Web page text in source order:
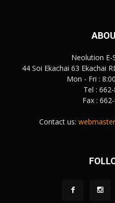
Neolution E-
44 Soi Ekachai 63 Ekachai
Mon - Fri :
Tel :
Fax :
Contact us: